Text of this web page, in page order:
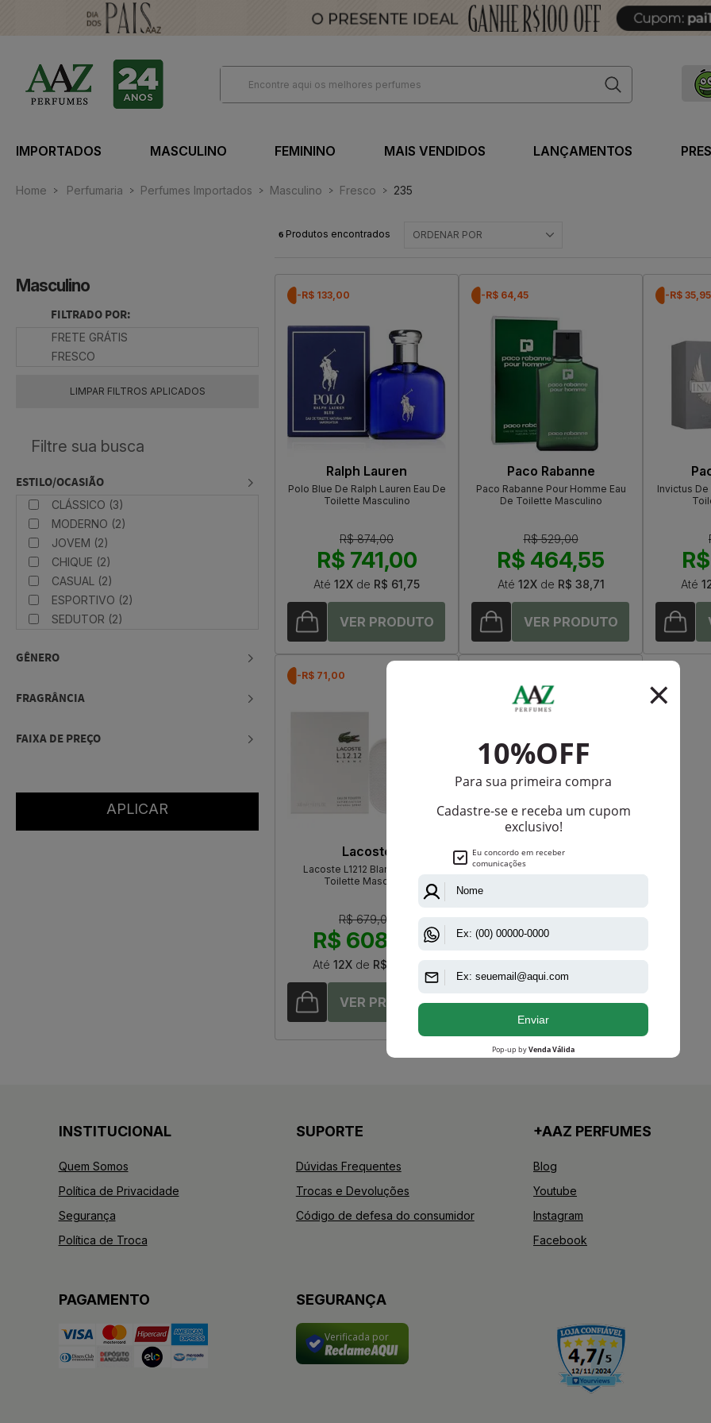
IMPORTADOS MASCULINO FEMININO MAIS VENDIDOS LANÇAMENTOS
Home Perfumaria Perfumes Importados Masculino Fresco 235
Masculino
FILTRADO POR:
FRETE GRÁTIS
FRESCO
LIMPAR FILTROS APLICADOS
ESTILO/OCASIÃO
CLÁSSICO (3)
MODERNO (2)
JOVEM (2)
CHIQUE (2)
CASUAL (2)
ESPORTIVO (2)
SEDUTOR (2)
GÊNERO
FRAGRÂNCIA
FAIXA DE PREÇO
ORDENAR POR
6 Produtos encontrados
-R$ 133,00
Ralph Lauren
Polo Blue De Ralph Lauren Eau De
Toilette Masculino
R$ 874,00
R$ 741,00
Até 12X de R$ 61,75
-R$ 64,45
Paco Rabanne
Paco Rabanne Pour Homme Eau
De Toilette Masculino
R$ 529,00
R$ 464,55
Até 12Xde R$ 38,71
-R$ 35,95
Invictus De
Até
-R$ 71,00
Lacoste
Lacoste L1212 Blanc Eau De
Toilette Masculino
R$ 679,00
R$ 608,00
Até 12Xde R$ 50,66
Jaguar
Jaguar Eau De Toilette Masculino
ESGOTADO
INSTITUCIONAL
Quem Somos
Política de Privacidade
Segurança
Política de Troca
SUPORTE
Dúvidas Frequentes
Trocas e Devoluções
Código de defesa do consumidor
+AAZ PERFUMES
Blog
Youtube
Instagram
Facebook
PAGAMENTO SEGURANÇA
Verificada por